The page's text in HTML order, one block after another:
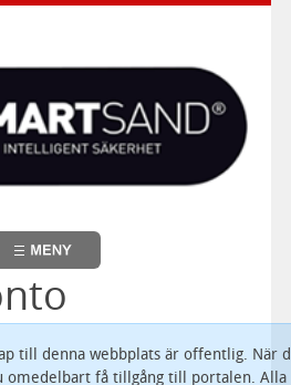
till denna webbplats är offentlig. När
omedelbart få tillgång till portalen.